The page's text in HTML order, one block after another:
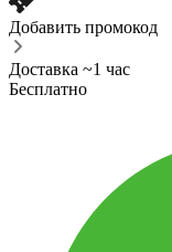
Добавить промокод
Доставка ~1 час
Бесплатно